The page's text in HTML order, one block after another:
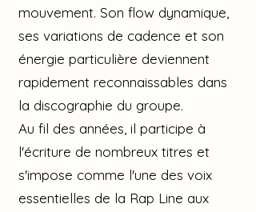
mouvement. Son flow dynamique,
ses variations de cadence et son
énergie particulière deviennent
rapidement reconnaissables dans
la discographie du groupe.
Au fil des années, il participe à
l'écriture de nombreux titres et
s'impose comme l'une des voix
essentielles de la Rap Line aux